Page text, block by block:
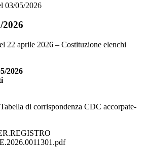
03/05/2026
2026
22 aprile 2026 – Costituzione elenchi
2026
di corrispondenza CDC accorpate-